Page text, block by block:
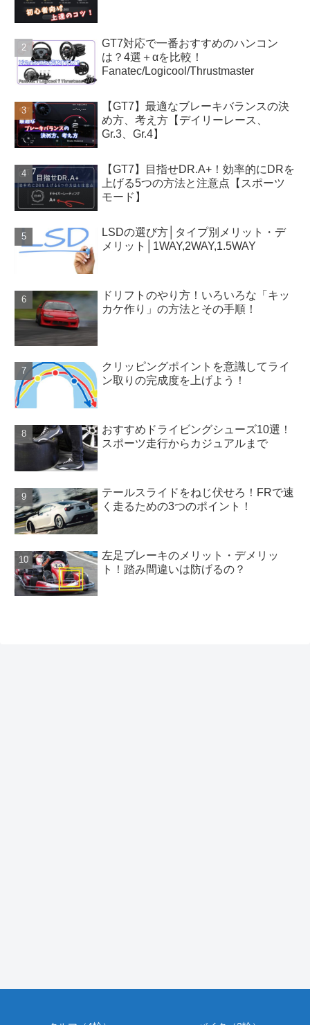
GT7対応で一番おすすめのハンコン
は？4選＋αを比較！
Fanatec/Logicool/Thrustmaster
【GT7】最適なブレーキバランスの決
め方、考え方【デイリーレース、
Gr.3、Gr.4】
【GT7】目指せDR.A+！効率的にDRを
上げる5つの方法と注意点【スポーツ
モード】
LSDの選び方│タイプ別メリット・デ
メリット│1WAY,2WAY,1.5WAY
ドリフトのやり方！いろいろな「キッ
カケ作り」の方法とその手順！
クリッピングポイントを意識してライ
ン取りの完成度を上げよう！
おすすめドライビングシューズ10選！
スポーツ走行からカジュアルまで
テールスライドをねじ伏せろ！FRで速
く走るための3つのポイント！
左足ブレーキのメリット・デメリッ
ト！踏み間違いは防げるの？